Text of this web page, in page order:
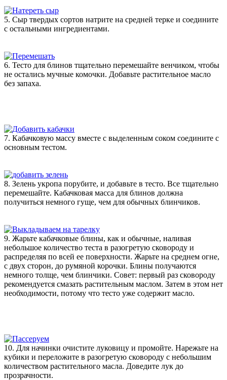
5. Сыр твердых сортов натрите на средней терке и соедините
с остальными ингредиентами.
6. Тесто для блинов тщательно перемешайте венчиком, чтобы
не остались мучные комочки. Добавьте растительное масло
без запаха.
7. Кабачковую массу вместе с выделенным соком соедините с
основным тестом.
8. Зелень укропа порубите, и добавьте в тесто. Все тщательно
перемешайте. Кабачковая масса для блинов должна
получиться немного гуще, чем для обычных блинчиков.
9. Жарьте кабачковые блины, как и обычные, наливая
небольшое количество теста в разогретую сковороду и
распределяя по всей ее поверхности. Жарьте на среднем огне,
с двух сторон, до румяной корочки. Блины получаются
немного толще, чем блинчики. Совет: первый раз сковороду
рекомендуется смазать растительным маслом. Затем в этом нет
необходимости, потому что тесто уже содержит масло.
10. Для начинки очистите луковицу и промойте. Нарежьте на
кубики и переложите в разогретую сковороду с небольшим
количеством растительного масла. Доведите лук до
прозрачности.